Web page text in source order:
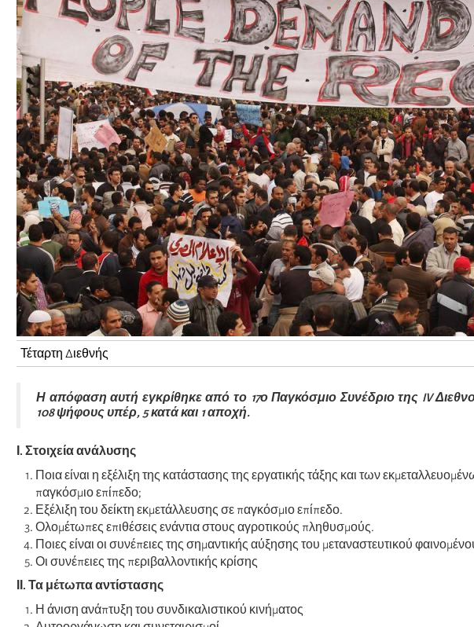
Τέταρτη Διεθνής
Η απόφαση αυτή εγκρίθηκε από το 17ο Παγκόσμιο Συνέδριο της IV
108 ψήφους υπέρ, 5 κατά και 1 αποχή.
Ι. Στοιχεία ανάλυσης
Ποια είναι η εξέλιξη της κατάστασης της εργατικής τάξης και των
παγκόσμιο επίπεδο;
Εξέλιξη του δείκτη εκμετάλλευσης σε παγκόσμιο επίπεδο.
Ολομέτωπες επιθέσεις ενάντια στους αγροτικούς πληθυσμούς.
Ποιες είναι οι συνέπειες της σημαντικής αύξησης του μεταναστευτικού
Οι συνέπειες της περιβαλλοντικής κρίσης
ΙΙ. Τα μέτωπα αντίστασης
Η άνιση ανάπτυξη του συνδικαλιστικού κινήματος